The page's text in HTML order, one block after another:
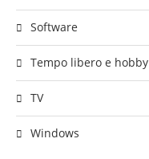
Software
Tempo libero e hobby
TV
Windows